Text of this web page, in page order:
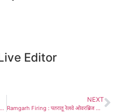
Editor
Jamshedpur : एआई का इस्तेमाल सेवक के रुप में करें : सरयू राय
NEXT
Ramgarh Firing : पतरातू रेलवे ओवरब्रिज निर्माण स्थल पर अपराधियों ने बमबारी के साथ की फायरिंग, अमन साहू गैंग का कारनामा